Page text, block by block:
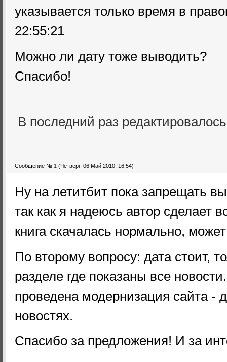
указывается только время в
22:55:21
Можно ли дату тоже выводить?
Спасибо!
В последний раз
Сообщение № 1 (Четверг, 06 Май 2010, 16:54)
Ну на летитбит пока запрещать
так как я надеюсь автор сделает
книга скачалась нормально,
По второму вопросу: дата стоит,
разделе где показаны все
проведена модернизация сайта -
новостях.
Спасибо за предложения! И за